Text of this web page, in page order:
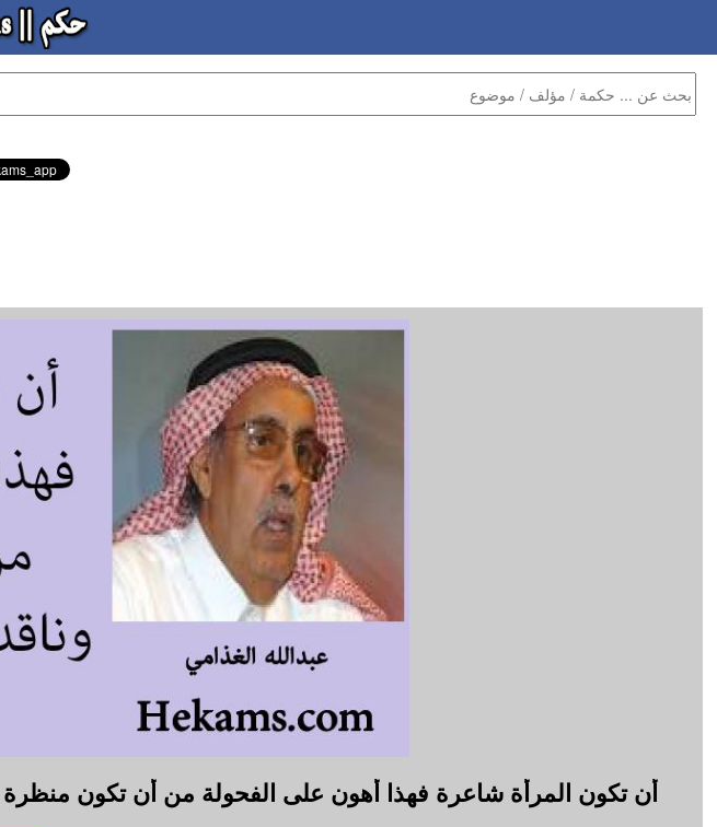
أن تكون المرأة شاعرة فهذا أهون على الفحولة من أن تكون